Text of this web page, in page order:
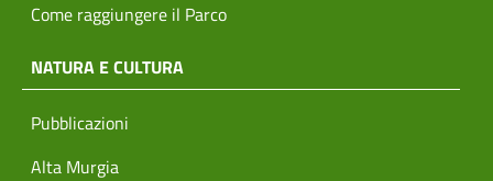
Come raggiungere il Parco
NATURA E CULTURA
Pubblicazioni
Alta Murgia